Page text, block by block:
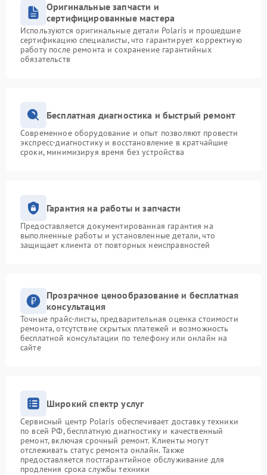
Оригинальные запчасти и
сертифицированные мастера
Используются оригинальные детали Polaris и прошедшие
сертификацию специалисты, что гарантирует корректную
работу после ремонта и сохранение гарантийных
обязательств
Бесплатная диагностика и быстрый ремонт
Современное оборудование и опыт позволяют провести
экспресс-диагностику и восстановление в кратчайшие
сроки, минимизируя время без устройства
Гарантия на работы и запчасти
Предоставляется документированная гарантия на
выполненные работы и установленные детали, что
защищает клиента от повторных неисправностей
Прозрачное ценообразование и бесплатная
консультация
Точные прайс-листы, предварительная оценка стоимости
ремонта, отсутствие скрытых платежей и возможность
бесплатной консультации по телефону или онлайн на
сайте
Широкий спектр услуг
Сервисный центр Polaris обеспечивает доставку техники
по всей РФ, бесплатную диагностику и качественный
ремонт, включая срочный ремонт. Клиенты могут
отслеживать статус ремонта онлайн. Также
предоставляется постгарантийное обслуживание для
продления срока службы техники